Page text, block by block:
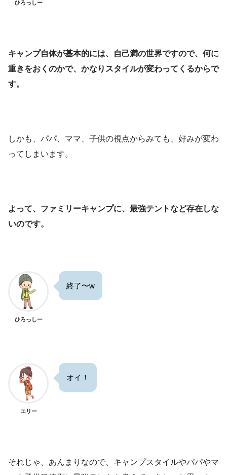
ひろっしー
キャンプ自体が基本的には、自己満の世界ですので、何に
重きをおくのかで、かなりスタイルが変わってくるからで
す。
しかも、パパ、ママ、子供の視点からみても、好みが変わ
ってしまいます。
よって、ファミリーキャンプに、最強テントなど存在しな
いのです。
ひろっしー
終了〜w
エリー
オイ！
それじゃ、あんまりなので、キャンプスタイルやパパやマ